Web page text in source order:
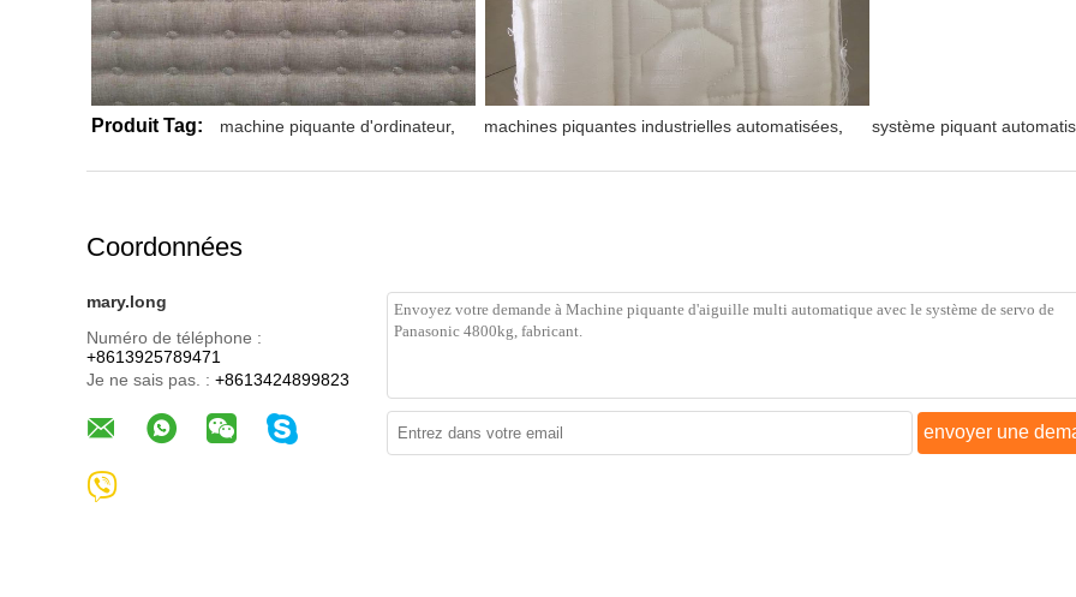
Produit Tag: machine piquante d'ordinateur, machines piquantes industrielles automatisées système piquant
Coordonnées
mary.long
Numéro de téléphone :
+8613925789471
Je ne sais pas. : +8613424899823
envoyer une